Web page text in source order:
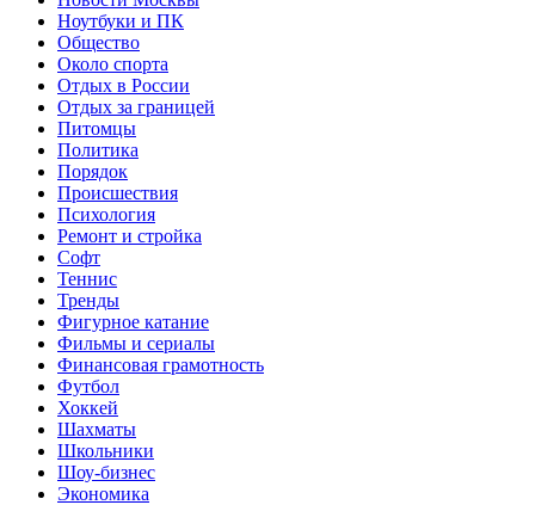
Ноутбуки и ПК
Общество
Около спорта
Отдых в России
Отдых за границей
Питомцы
Политика
Порядок
Происшествия
Психология
Ремонт и стройка
Софт
Теннис
Тренды
Фигурное катание
Фильмы и сериалы
Финансовая грамотность
Футбол
Хоккей
Шахматы
Школьники
Шоу-бизнес
Экономика